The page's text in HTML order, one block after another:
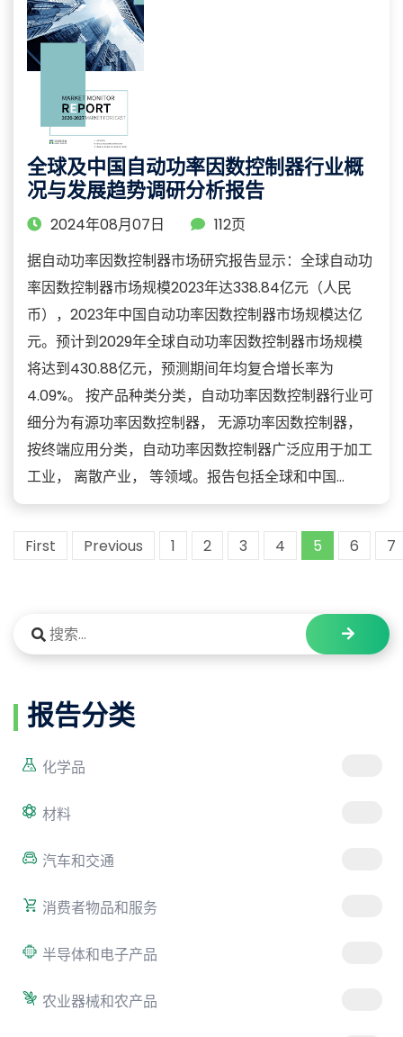
全球及中国自动功率因数控制器行业概
况与发展趋势调研分析报告
2024年08月07日
112页
据自动功率因数控制器市场研究报告显示：全球自动功
率因数控制器市场规模2023年达338.84亿元（人民
币），2023年中国自动功率因数控制器市场规模达亿
元。预计到2029年全球自动功率因数控制器市场规模
将达到430.88亿元，预测期间年均复合增长率为
4.09%。 按产品种类分类，自动功率因数控制器行业可
细分为有源功率因数控制器， 无源功率因数控制器，
按终端应用分类，自动功率因数控制器广泛应用于加工
工业， 离散产业， 等领域。报告包括全球和中国...
First Previous 1 2 3 4 5 6 7
报告分类
化学品
材料
汽车和交通
消费者物品和服务
半导体和电子产品
农业器械和农产品